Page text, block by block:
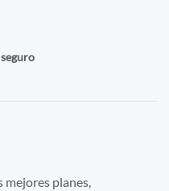
mejores planes,